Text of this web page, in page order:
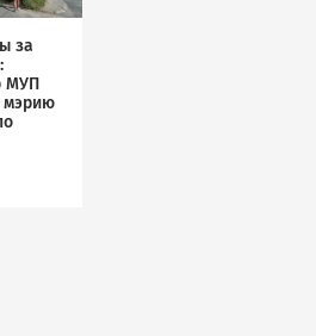
за
МУП
мэрию